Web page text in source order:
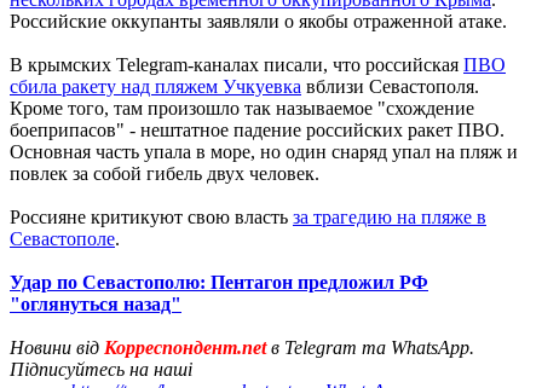
Российские оккупанты заявляли о якобы отраженной атаке.
В крымских Telegram-каналах писали, что российская ПВО
сбила ракету над пляжем Учкуевка вблизи Севастополя.
Кроме того, там произошло так называемое "схождение
боеприпасов" - нештатное падение российских ракет ПВО.
Основная часть упала в море, но один снаряд упал на пляж и
повлек за собой гибель двух человек.
Россияне критикуют свою власть за трагедию на пляже в
Севастополе.
Удар по Севастополю: Пентагон предложил РФ
"оглянуться назад"
Новини від Корреспондент.netв Telegram та WhatsApp.
Підписуйтесь на наші